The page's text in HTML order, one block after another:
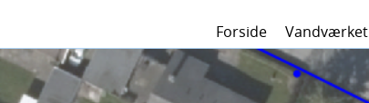
Forside Vandværket